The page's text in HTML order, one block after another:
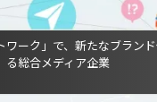
ワーク」で、新たなブラン
る総合メディア企業